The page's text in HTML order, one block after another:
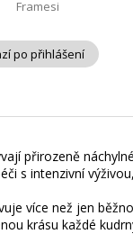
Framesi
po přihlášení
přirozeně
s intenzivní
více než jen
krásu každé